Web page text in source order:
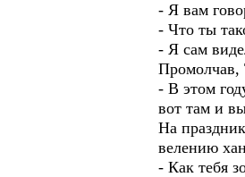
- Я вам
- Что ты
- Я сам
Промолчав,
- В этом
вот там и
На
велению
- Как тебя